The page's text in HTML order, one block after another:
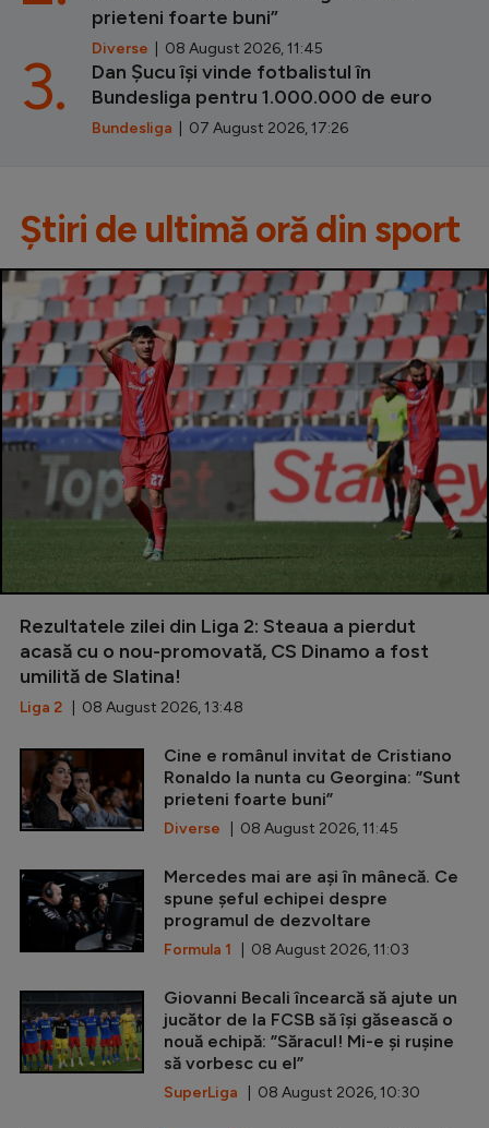
prieteni foarte buni”
Diverse | 08 August 2026, 11:45
Dan Șucu își vinde fotbalistul în
Bundesliga pentru 1.000.000 de euro
Bundesliga | 07 August 2026, 17:26
3.
Știri de ultimă oră din sport
Rezultatele zilei din Liga 2: Steaua a pierdut
acasă cu o nou-promovată, CS Dinamo a fost
umilită de Slatina!
Liga 2 | 08 August 2026, 13:48
Cine e românul invitat de Cristiano
Ronaldo la nunta cu Georgina: ”Sunt
prieteni foarte buni”
Diverse | 08 August 2026, 11:45
Mercedes mai are ași în mânecă. Ce
spune șeful echipei despre
programul de dezvoltare
Formula 1 | 08 August 2026, 11:03
Giovanni Becali încearcă să ajute un
jucător de la FCSB să își găsească o
nouă echipă: ”Săracul! Mi-e și rușine
să vorbesc cu el”
SuperLiga | 08 August 2026, 10:30